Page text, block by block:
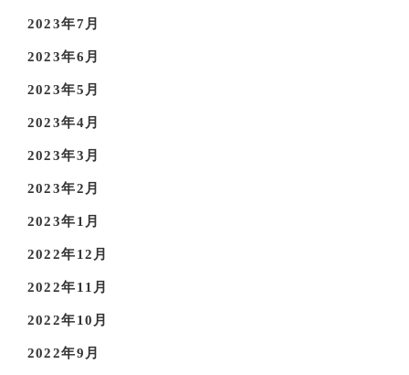
2023年7月
2023年6月
2023年5月
2023年4月
2023年3月
2023年2月
2023年1月
2022年12月
2022年11月
2022年10月
2022年9月